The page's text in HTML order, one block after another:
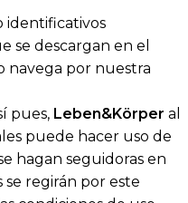
identificativos
se descargan en el
navega por nuestra
pues, Leben&Körper al
puede hacer uso de
hagan seguidoras en
se regirán por este